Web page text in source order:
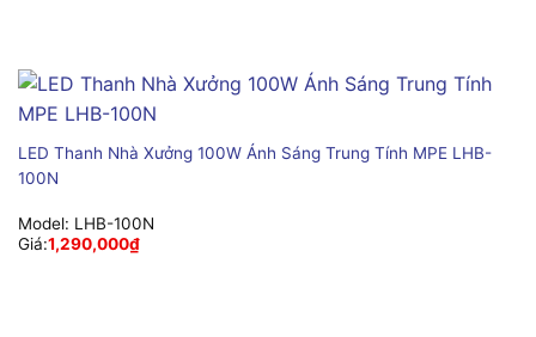
LED Thanh Nhà Xưởng 100W Ánh Sáng Trung Tính MPE LHB-
100N
Model: LHB-100N
Giá:1,290,000₫